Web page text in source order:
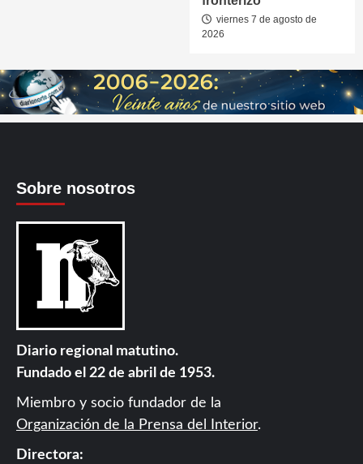
viernes 7 de agosto de
2026
Sobre nosotros
Diario regional matutino.
Fundado el 22 de abril de 1953.
Miembro y socio fundador de la
Organización de la Prensa del Interior.
Directora: